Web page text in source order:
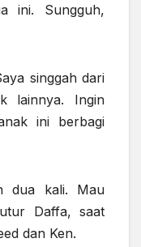
ini. Sungguh,
singgah dari
lainnya. Ingin
ini berbagi
dua kali. Mau
Daffa, saat
dan Ken.